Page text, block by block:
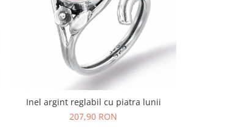
Inel argint reglabil cu piatra lunii
207,90 RON